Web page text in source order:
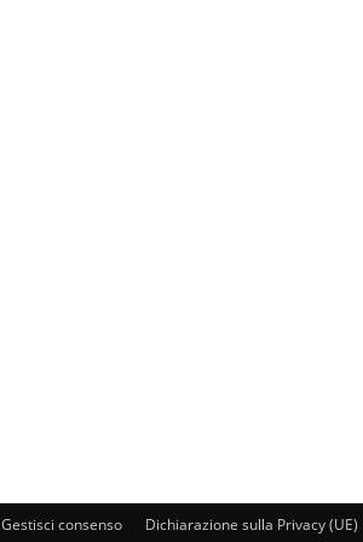
Gestisci consenso Dichiarazione sulla Privacy (UE)